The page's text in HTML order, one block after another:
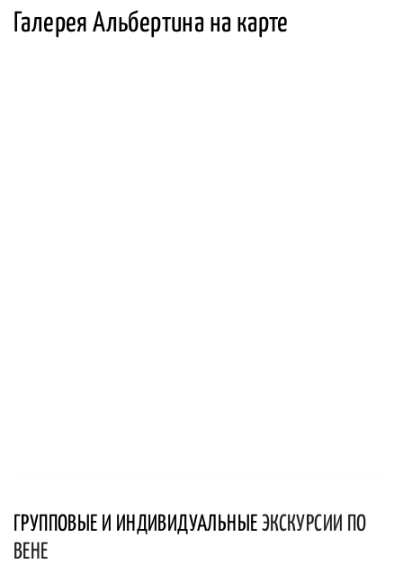
Галерея Альбертина на карте
ГРУППОВЫЕ И ИНДИВИДУАЛЬНЫЕ ЭКСКУРСИИ ПО
ВЕНЕ